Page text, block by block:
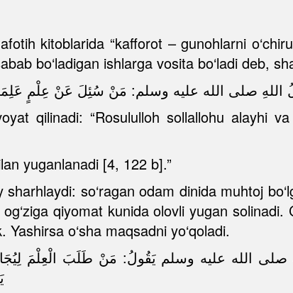
kitoblarida “kafforot – gunohlarni
bo‘ladigan ishlarga vosita bo‘ladi deb,
صلى الله عليه وسلم: مَنْ سُئِلَ عَنْ عِلْمٍ عَلِمَهُ
qilinadi: “Rosululloh sollallohu alayhi
yuganlanadi [4, 122 b].”
so‘ragan odam dinida muhtoj
qiyomat kunida olovli yugan
o‘sha maqsadni yo‘qoladi.
عليه وسلم يَقُولُ: مَنْ طَلَبَ الْعِلْمَ لِيُجَارِيَ